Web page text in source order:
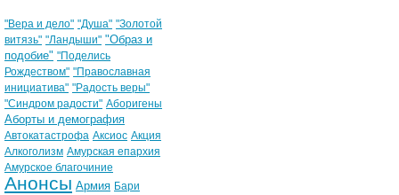
"Вера и дело" "Душа" "Золотой
витязь" "Ландыши" "Образ и
подобие" "Поделись
Рождеством" "Православная
инициатива" "Радость веры"
"Синдром радости" Аборигены
Аборты и демография
Автокатастрофа Аксиос Акция
Алкоголизм Амурская епархия
Амурское благочиние
Анонсы Армия Бари